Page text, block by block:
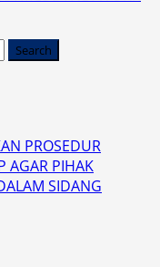
PROSEDUR
AGAR PIHAK
SIDANG